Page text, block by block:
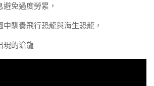
免過度勞累，
馴養飛行恐龍與海生恐龍，
現的滄龍